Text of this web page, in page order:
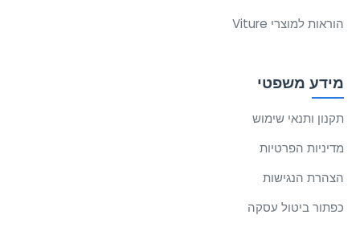
הוראות למוצרי Viture
מידע משפטי
תקנון ותנאי שימוש
מדיניות הפרטיות
הצהרת הנגישות
כפתור ביטול עסקה